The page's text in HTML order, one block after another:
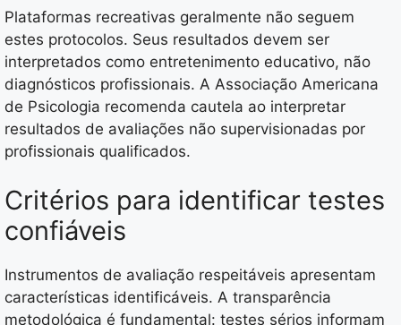
Plataformas recreativas geralmente não seguem
estes protocolos. Seus resultados devem ser
interpretados como entretenimento educativo, não
diagnósticos profissionais. A Associação Americana
de Psicologia recomenda cautela ao interpretar
resultados de avaliações não supervisionadas por
profissionais qualificados.
Critérios para identificar testes
confiáveis
Instrumentos de avaliação respeitáveis apresentam
características identificáveis. A transparência
metodológica é fundamental: testes sérios informam